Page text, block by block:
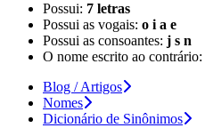
Possui: 7 letras
Possui as vogais: o i a e
Possui as consoantes: j s n
O nome escrito ao contrário:
Blog / Artigos
Nomes
Dicionário de Sinônimos